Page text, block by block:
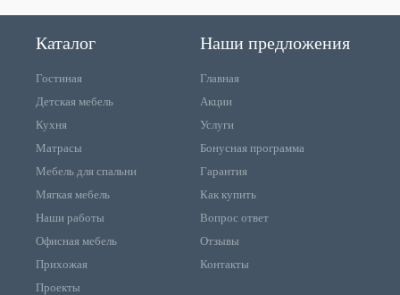
Каталог
Гостиная
Детская мебель
Кухня
Матрасы
Мебель для спальни
Мягкая мебель
Наши работы
Офисная мебель
Прихожая
Проекты
Наши предложения
Главная
Акции
Услуги
Бонусная программа
Гарантия
Как купить
Вопрос ответ
Отзывы
Контакты